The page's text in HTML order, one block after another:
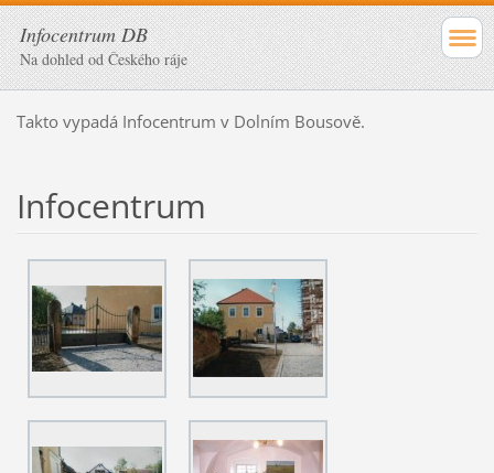
Infocentrum DB
Na dohled od Českého ráje
Takto vypadá Infocentrum v Dolním Bousově.
Infocentrum